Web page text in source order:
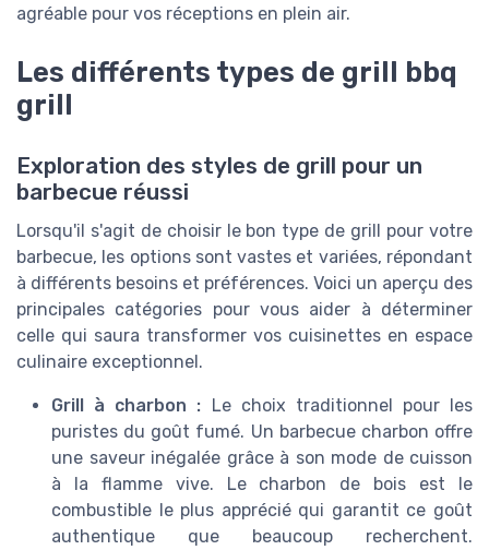
agréable pour vos réceptions en plein air.
Les différents types de grill bbq
grill
Exploration des styles de grill pour un
barbecue réussi
Lorsqu'il s'agit de choisir le bon type de grill pour votre
barbecue, les options sont vastes et variées, répondant
à différents besoins et préférences. Voici un aperçu des
principales catégories pour vous aider à déterminer
celle qui saura transformer vos cuisinettes en espace
culinaire exceptionnel.
Grill à charbon : Le choix traditionnel pour les
puristes du goût fumé. Un barbecue charbon offre
une saveur inégalée grâce à son mode de cuisson
à la flamme vive. Le charbon de bois est le
combustible le plus apprécié qui garantit ce goût
authentique que beaucoup recherchent.